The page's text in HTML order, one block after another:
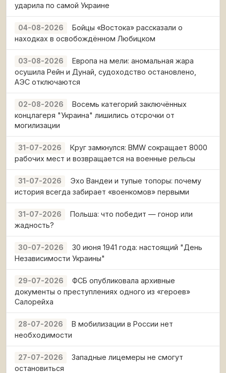
ударила по самой Украине
04-08-2026
Бойцы «Востока» рассказали о
находках в освобождённом Любицком
03-08-2026
Европа на мели: аномальная жара
осушила Рейн и Дунай, судоходство остановлено,
АЭС отключаются
02-08-2026
Восемь категорий заключённых
концлагеря "Украина" лишились отсрочки от
могилизации
31-07-2026
Круг замкнулся: BMW сокращает 8000
рабочих мест и возвращается на военные рельсы
31-07-2026
Эхо Вандеи и тупые топоры: почему
история всегда забирает «военкомов» первыми
31-07-2026
Польша: что победит — гонор или
жадность?
30-07-2026
30 июня 1941 года: настоящий "День
Независимости Украины"
29-07-2026
ФСБ опубликовала архивные
документы о преступлениях одного из «героев»
Салорейха
28-07-2026
В мобилизации в России нет
необходимости
27-07-2026
Западные лицемеры не смогут
остановиться